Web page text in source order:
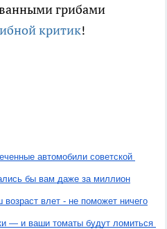
грибами
критик!
автомобили советской
бы вам даже за миллион
влет - не поможет ничего
— и ваши томаты будут ломиться